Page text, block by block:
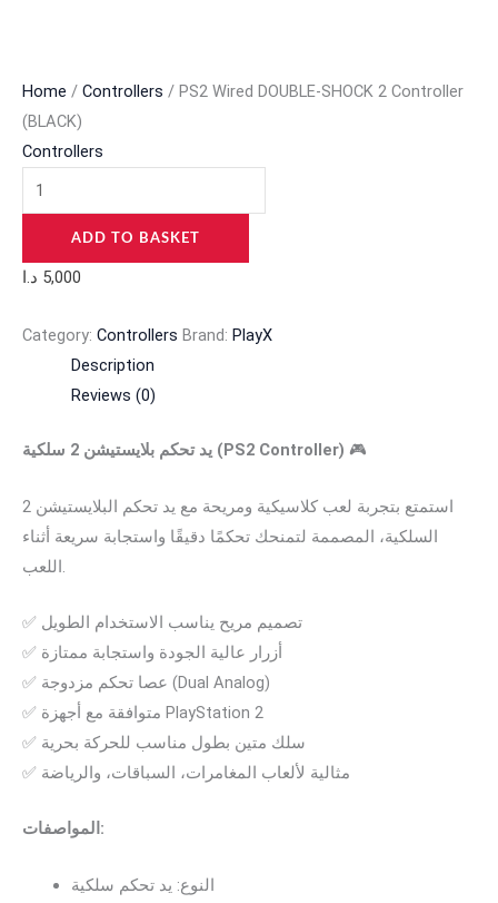
Home / Controllers / PS2 Wired DOUBLE-SHOCK 2 Controller
(BLACK)
Controllers
ADD TO BASKET
5,000 د.ا
Category: Controllers Brand: PlayX
Description
Reviews (0)
يد تحكم بلايستيشن 2 سلكية (PS2 Controller) 🎮
استمتع بتجربة لعب كلاسيكية ومريحة مع يد تحكم البلايستيشن 2
السلكية، المصممة لتمنحك تحكمًا دقيقًا واستجابة سريعة أثناء
اللعب.
✅ تصميم مريح يناسب الاستخدام الطويل
✅ أزرار عالية الجودة واستجابة ممتازة
✅ عصا تحكم مزدوجة (Dual Analog)
✅ متوافقة مع أجهزة PlayStation 2
✅ سلك متين بطول مناسب للحركة بحرية
✅ مثالية لألعاب المغامرات، السباقات، والرياضة
المواصفات:
النوع: يد تحكم سلكية